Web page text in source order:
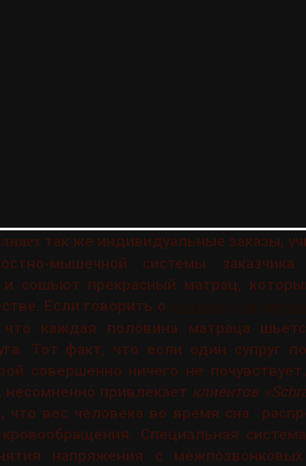
так же индивидуальные заказы,
мышечной системы
сошьют прекрасный матрац,
Если говорить о
каждая половина матраца
Тот факт, что если один супруг
совершенно ничего не
привлекает клиентов
что вес человека во время сна
Специальная
напряжения с